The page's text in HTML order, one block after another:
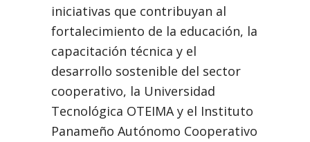
iniciativas que contribuyan al
fortalecimiento de la educación, la
capacitación técnica y el
desarrollo sostenible del sector
cooperativo, la Universidad
Tecnológica OTEIMA y el Instituto
Panameño Autónomo Cooperativo